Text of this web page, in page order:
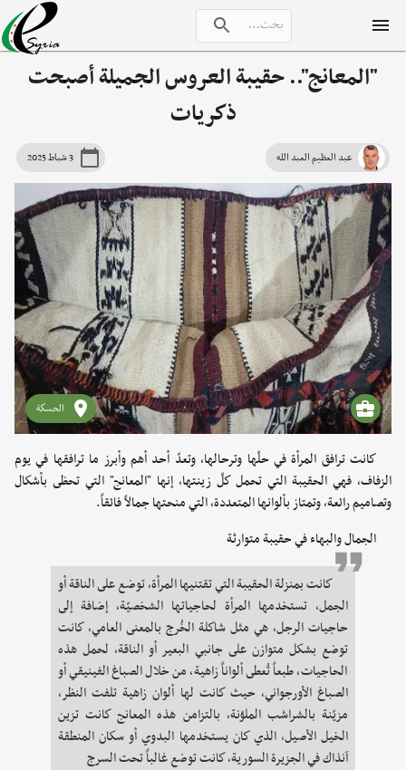
"المعانج".. حقيبة العروس الجميلة أصبحت
ذكريات
عبد العظيم العبد الله 3 شباط 2025
الحسكة
كانت ترافق المرأة في حلّها وترحالها، وتعدّ أحد أهم وأبرز ما ترافقها في يوم
الزفاف، فهي الحقيبة التي تحمل كلّ زينتها، إنها "المعانج" التي تحظى بأشكال
وتصاميم رائعة، وتمتاز بألوانها المتعددة، التي منحتها جمالاً فائقاً.
الجمال والبهاء في حقيبة متوارثة
كانت بمنزلة الحقيبة التي تقتنيها المرأة، توضع على الناقة أو
الجمل، تستخدمها المرأة لحاجياتها الشخصيّة، إضافة إلى
حاجيات الرجل، هي مثل شاكلة الخُرج بالمعنى العامي، كانت
توضع بشكل متوازن على جانبي البعير أو الناقة، لحمل هذه
الحاجيات، طبعاً تُعطى ألواناً زاهية، من خلال الصباغ الفينيقي أو
الصباغ الأورجواني، حيث كانت لها ألوان زاهية تلفت النظر،
مزيّنة بالشراشب الملوّنة، بالتزامن هذه المعانج كانت تزين
الخيل الأصيل، الذي كان يستخدمها البدوي أو سكان المنطقة
آنذاك في الجزيرة السورية، كانت توضع غالباً تحت السرج